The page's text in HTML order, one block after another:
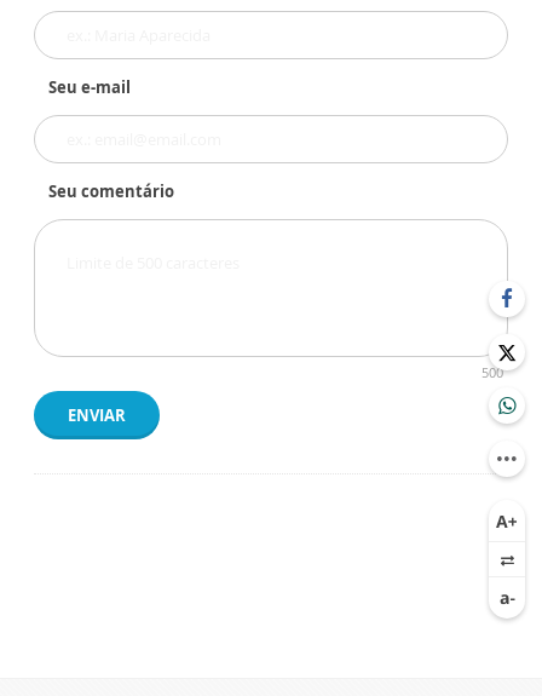
Seu e-mail
Seu comentário
500
ENVIAR